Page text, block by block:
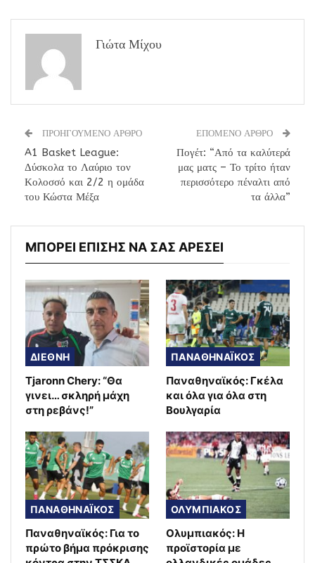
Γιώτα Μίχου
ΠΡΟΗΓΟΥΜΕΝΟ ΑΡΘΡΟ
A1 Basket League:
Δύσκολα το Λαύριο τον
Κολοσσό και 2/2 η ομάδα
του Κώστα Μέξα
ΕΠΟΜΕΝΟ ΑΡΘΡΟ
Πογέτ: “Από τα καλύτερά
μας ματς – Το τρίτο ήταν
περισσότερο πέναλτι από
τα άλλα”
ΜΠΟΡΕΙ ΕΠΙΣΗΣ ΝΑ ΣΑΣ ΑΡΕΣΕΙ
ΔΙΕΘΝΗ
Tjaronn Chery: “Θα
γινει… σκληρή μάχη
στη ρεβάνς!”
ΠΑΝΑΘΗΝΑΪΚΟΣ
Παναθηναϊκός: Γκέλα
και όλα για όλα στη
Βουλγαρία
ΠΑΝΑΘΗΝΑΪΚΟΣ
Παναθηναϊκός: Για το
πρώτο βήμα πρόκρισης
ΟΛΥΜΠΙΑΚΟΣ
Ολυμπιακός: Η
προϊστορία με